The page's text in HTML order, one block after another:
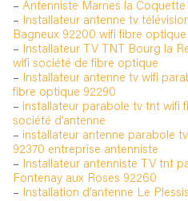
– Antenniste Marnes la Coquette
– Installateur antenne tv
Bagneux 92200 wifi fibre optique
– Installateur TV TNT Bourg la
wifi société de fibre optique
– Installateur antenne tv wifi
fibre optique 92290
– installateur parabole tv tnt wifi
société d’antenne
– installateur antenne parabole
92370 entreprise antenniste
– Installateur antenniste TV tnt
Fontenay aux Roses 92260
– Installation d’antenne Le